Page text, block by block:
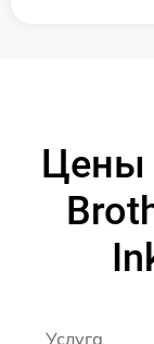
Цены
Услуга